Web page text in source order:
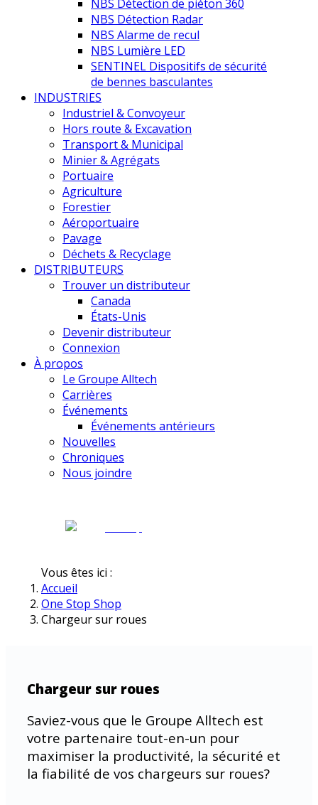
NBS Détection de piéton 360
NBS Détection Radar
NBS Alarme de recul
NBS Lumière LED
SENTINEL Dispositifs de sécurité
de bennes basculantes
INDUSTRIES
Industriel & Convoyeur
Hors route & Excavation
Transport & Municipal
Minier & Agrégats
Portuaire
Agriculture
Forestier
Aéroportuaire
Pavage
Déchets & Recyclage
DISTRIBUTEURS
Trouver un distributeur
Canada
États-Unis
Devenir distributeur
Connexion
À propos
Le Groupe Alltech
Carrières
Événements
Événements antérieurs
Nouvelles
Chroniques
Nous joindre
Vous êtes ici :
Accueil
One Stop Shop
Chargeur sur roues
Chargeur sur roues
Saviez-vous que le Groupe Alltech est
votre partenaire tout-en-un pour
maximiser la productivité, la sécurité et
la fiabilité de vos chargeurs sur roues?